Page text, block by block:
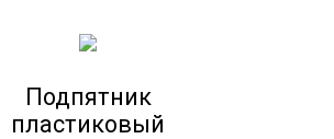
Подпятник
пластиковый